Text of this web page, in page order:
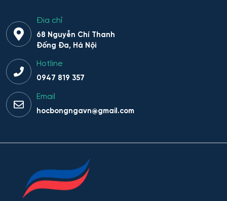
Hoạt động thực thi pháp luật
Hoạt động văn hóa - xã hội
Hàng không dẫn đường và kiểm soát không lưu
Hành chính công
Hóa dầu và công nghệ sinh học
Hóa học
Địa chỉ
68 Nguyễn Chí Thanh
Đống Đa, Hà Nội
Hotline
0947 819 357
Email
hocbongngavn@gmail.com